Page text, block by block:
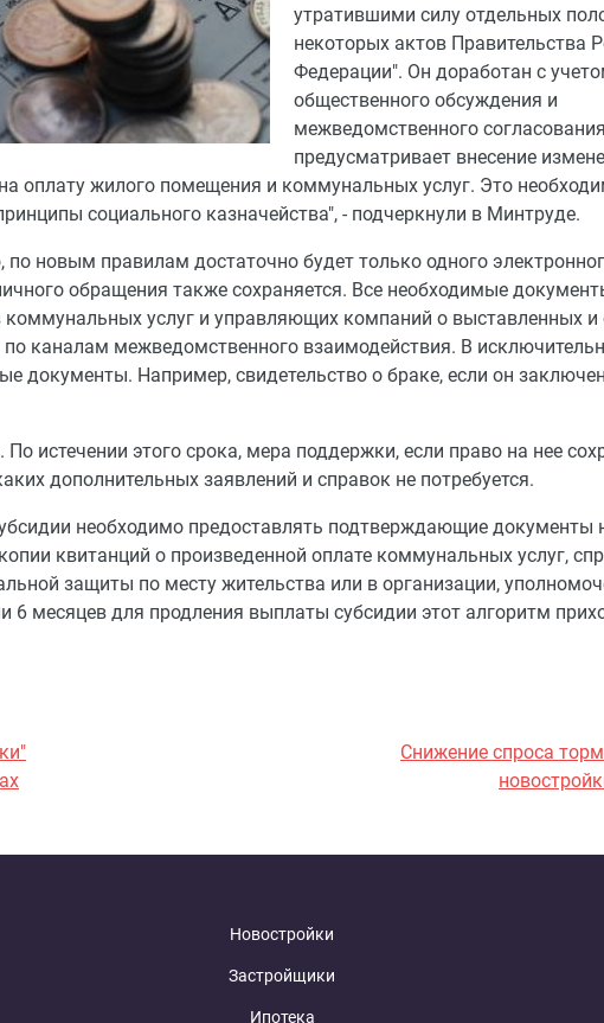
утратившими силу отдельных
некоторых актов Правительства
Федерации". Он доработан с
общественного обсуждения и
межведомственного
предусматривает внесение
оплату жилого помещения и коммунальных услуг. Это
социального казначейства", - подчеркнули в Минтруде.
новым правилам достаточно будет только одного
обращения также сохраняется. Все необходимые
услуг и управляющих компаний о выставленных и
каналам межведомственного взаимодействия. В
документы. Например, свидетельство о браке, если он
истечении этого срока, мера поддержки, если право на нее
дополнительных заявлений и справок не потребуется.
необходимо предоставлять подтверждающие документы
квитанций о произведенной оплате коммунальных услуг,
защиты по месту жительства или в организации,
6 месяцев для продления выплаты субсидии этот алгоритм
Снижение спроса
Новостройки
Застройщики
Ипотека